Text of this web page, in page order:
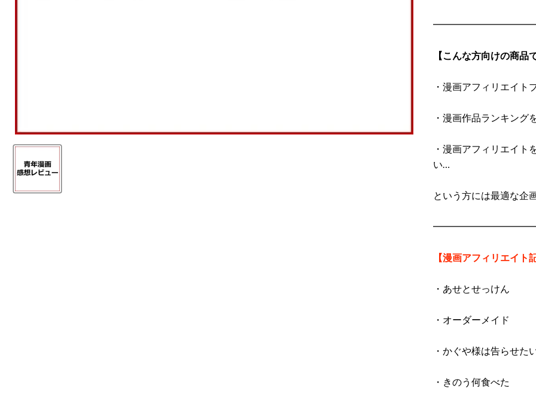
【こんな方向けの商品
・漫画アフィリエイト
・漫画作品ランキング
・漫画アフィリエイト
い…
という方には最適な企
【漫画アフィリエイト
・あせとせっけん
・オーダーメイド
・かぐや様は告らせた
・きのう何食べた